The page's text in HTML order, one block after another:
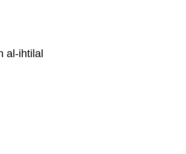
al-ihtilal